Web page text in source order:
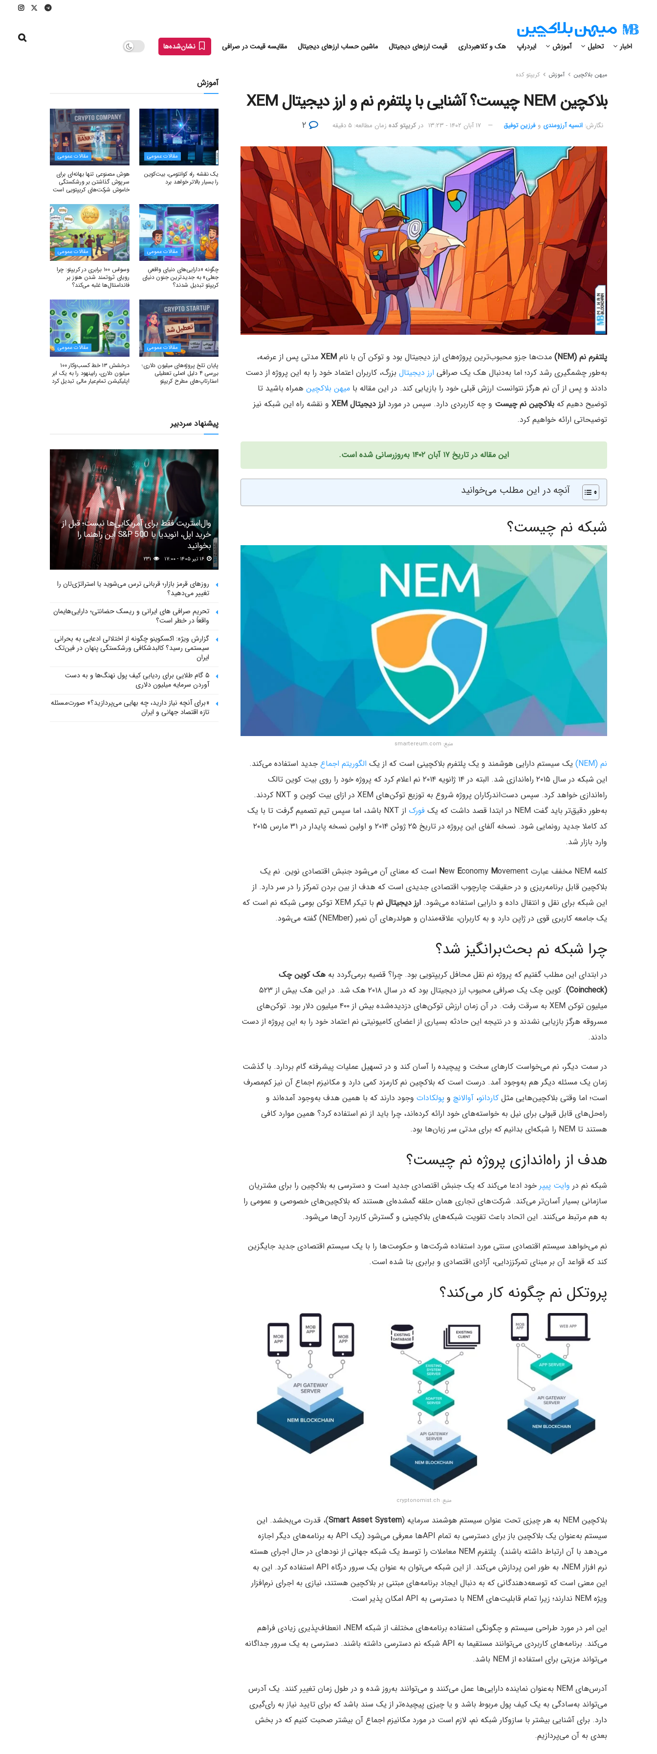
اخبار تحلیل آموزش ایردراپ هک و کلاهبرداری قیمت ارزهای دیجیتال ماشین حساب ارزهای دیجیتال مقایسه قیمت در صرافی نشان‌شده‌ها
میهن بلاکچین آموزش کریپتو کده
بلاکچین NEM چیست؟ آشنایی با پلتفرم نم و ارز دیجیتال XEM
نگارش:‌ انسیه آرزومندی و فرزین توفیق ۱۷ آبان ۱۴۰۲ - ۱۳:۲۳ در کریپتو کده زمان مطالعه: ۵ دقیقه
پلتفرم نم (NEM) مدت‌ها جزو محبوب‌ترین پروژه‌های ارز دیجیتال بود و توکن آن با نام XEM مدتی پس از عرضه،
به‌طور چشمگیری رشد کرد؛ اما به‌دنبال هک یک صرافی ارز دیجیتال بزرگ، کاربران اعتماد خود را به این پروژه از دست
دادند و پس از آن نم هرگز نتوانست ارزش قبلی خود را بازیابی کند. در این مقاله با میهن بلاکچین همراه باشید تا
توضیح دهیم که بلاکچین نم چیست و چه کاربردی دارد. سپس در مورد ارز دیجیتال XEM
و نقشه راه این شبکه نیز
توضیحاتی ارائه خواهیم کرد.
این مقاله در تاریخ ۱۷ آبان ۱۴۰۲ به‌روزرسانی شده است.
آنچه در این مطلب می‌خوانید
شبکه نم چیست؟
منبع: smartereum.com
نم (NEM) یک سیستم دارایی هوشمند و یک پلتفرم بلاکچینی است که از یک الگوریتم اجماع جدید استفاده می‌کند.
این شبکه در سال ۲۰۱۵ راه‌اندازی شد. البته در ۱۴ ژانویه ۲۰۱۴ نم اعلام کرد که پروژه خود را روی بیت کوین تالک
راه‌اندازی خواهد کرد. سپس دست‌اندرکاران پروژه شروع به توزیع توکن‌های XEM در ازای بیت کوین و NXT کردند.
به‌طور دقیق‌تر باید گفت NEM در ابتدا قصد داشت که یک
فورک
از NXT باشد، اما سپس تیم تصمیم گرفت تا با یک
کد کاملا جدید رونمایی شود. نسخه آلفای این پروژه در تاریخ ۲۵ ژوئن ۲۰۱۴ و اولین نسخه پایدار در ۳۱ مارس ۲۰۱۵
وارد بازار شد.
کلمه NEM مخفف عبارت New Economy M
ovement است که معنای آن می‌شود جنبش اقتصادی نوین. نم یک
بلاکچین قابل برنامه‌ریزی و در حقیقت چارچوب اقتصادی جدیدی است که هدف از بین بردن تمرکز را در سر دارد. از
این شبکه برای نقل و انتقال داده و دارایی استفاده می‌شود. ارز دیجیتال نم
با تیکر XEM توکن بومی شبکه نم است که
یک جامعه کاربری قوی در ژاپن دارد و به کاربران، علاقه‌مندان و هولدرهای آن نمبر (NEMber) گفته می‌شود.
چرا شبکه نم بحث‌برانگیز شد؟
در ابتدای این مطلب گفتیم که پروژه نم نقل محافل کریپتویی بود. چرا؟ قضیه برمی‌گردد به هک کوین چک
(Coincheck)
. کوین چک یک صرافی محبوب ارز دیجیتال بود که در سال ۲۰۱۸ هک شد. در این هک بیش از ۵۲۳
میلیون توکن XEM به سرقت رفت. در آن زمان ارزش توکن‌های دزدیده‌شده بیش از ۴۰۰ میلیون دلار بود. توکن‌های
مسروقه هرگز بازیابی نشدند و در نتیجه این حادثه بسیاری از اعضای کامیونیتی نم اعتماد خود را به این پروژه از دست
دادند.
در سمت دیگر، نم می‌خواست کارهای سخت و پیچیده را آسان کند و در تسهیل عملیات پیشرفته گام بردارد. با گذشت
زمان یک مسئله دیگر هم به‌وجود آمد. درست است که بلاکچین نم کارمزد کمی دارد و مکانیزم اجماع آن نیز کم‌مصرف
است؛ اما وقتی بلاکچین‌هایی مثل کاردانو، آوالانچ و پولکادات وجود دارند که با همین هدف به‌وجود آمده‌اند و
راه‌حل‌های قابل قبولی برای نیل به خواسته‌های خود ارائه کرده‌اند، چرا باید از نم استفاده کرد؟ همین موارد کافی
هستند تا NEM را شبکه‌ای بدانیم که برای مدتی سر زبان‌ها بود.
هدف از راه‌اندازی پروژه نم چیست؟
شبکه نم در وایت پیپر خود ادعا می‌کند که یک جنبش اقتصادی جدید است و دسترسی به بلاکچین‌ را برای مشتریان
سازمانی بسیار آسان‌تر می‌کند. شرکت‌های تجاری همان حلقه گمشده‌ای هستند که بلاکچین‌های خصوصی و عمومی را
به هم مرتبط می‌کنند. این اتحاد باعث تقویت شبکه‌های بلاکچینی و گسترش کاربرد آن‌ها می‌شود.
نم می‌خواهد سیستم‌ اقتصادی سنتی مورد استفاده شرکت‌ها و حکومت‌ها را با یک سیستم اقتصادی جدید جایگزین
کند که قواعد آن بر مبنای تمرکززدایی، آزادی اقتصادی و برابری بنا شده است.
پروتکل نم چگونه کار می‌کند؟
منبع: cryptonomist.ch
بلاکچین NEM به هر چیزی تحت عنوان سیستم هوشمند سرمایه ( Smart Asset System)، قدرت می‌بخشد. این
سیستم به‌عنوان یک بلاکچین باز برای دسترسی به تمام APIها معرفی می‌شود (یک API به برنامه‌های دیگر اجازه
می‌دهد با آن ارتباط داشته باشند). پلتفرم NEM معاملات را توسط یک شبکه جهانی از نودهای در حال اجرای هسته
نرم افزار NEM، به طور امن پردازش می‌کند. از این شبکه می‌توان به عنوان یک سرور درگاه API استفاده کرد. این به
این معنی است که توسعه‌دهندگانی که به دنبال ایجاد برنامه‌های مبتنی بر بلاکچین هستند، نیازی به اجرای نرم‌افزار
ویژه NEM ندارند؛ زیرا تمام قابلیت‌های NEM با دسترسی به API امکان پذیر است.
این امر در مورد طراحی سیستم و چگونگی استفاده برنامه‌های مختلف از شبکه NEM، انعطاف‌پذیری زیادی فراهم
می‌کند. برنامه‌های کاربردی می‌توانند مستقیما به API شبکه نم دسترسی داشته باشند. دسترسی به یک سرور جداگانه
می‌تواند مزیتی برای استفاده از NEM باشد.
آدرس‌های NEM به‌عنوان نماینده دارایی‌ها عمل می‌کنند و می‌توانند به‌روز شده و در طول زمان تغییر کنند. یک آدرس
می‌تواند به‌سادگی به یک کیف پول مربوط باشد و یا چیزی پیچیده‌تر از یک سند باشد که برای تایید نیاز به رای‌گیری
دارد. برای آشنایی بیشتر با سازوکار شبکه نم، لازم است در مورد مکانیزم اجماع آن بیشتر صحبت کنیم که در بخش
بعدی به آن می‌پردازیم.
آموزش
مقالات عمومی
یک نقشه راه کوانتومی، بیت‌کوین
را بسیار بالاتر خواهد برد
مقالات عمومی
هوش مصنوعی تنها بهانه‌ای برای
سرپوش گذاشتن بر ورشکستگی
خاموش شرکت‌های کریپتویی است
مقالات عمومی
چگونه «دارایی‌های دنیای واقعیِ
جعلی» به جدیدترین جنون دنیای
کریپتو تبدیل شدند؟
مقالات عمومی
وسواس ۱۰۰ برابری در کریپتو: چرا
رویای ثروتمند شدن هنوز بر
فاندامنتال‌ها غلبه می‌کند؟
مقالات عمومی
پایان تلخ پروژه‌های میلیون دلاری؛
بررسی ۴ دلیل اصلی تعطیلی
استارتاپ‌های مطرح کریپتو
مقالات عمومی
درخشش ۱۳ خط کسب‌وکار ۱۰۰
میلیون دلاری، رابینهود را به یک ابر
اپلیکیشن تمام‌عیار مالی تبدیل کرد
پیشنهاد سردبیر
وال‌استریت فقط برای آمریکایی‌ها نیست؛ قبل از
خرید اپل، انویدیا یا S&P 500 این راهنما را
بخوانید
روزهای قرمز بازار؛ قربانی ترس می‌شوید یا استراتژی‌تان را
تغییر می‌دهید؟
تحریم صرافی های ایرانی و ریسک حضانتی؛ دارایی‌هایمان
واقعاً در خطر است؟
گزارش ویژه: اکسکوینو چگونه از اختلالی ادعایی به بحرانی
سیستمی رسید؟ کالبدشکافی ورشکستگی پنهان در فین‌تک
ایران
۵ گام طلایی برای ردیابی کیف پول‌ نهنگ‌ها و به دست
آوردن سرمایه میلیون دلاری
«برای آنچه نیاز دارید، چه بهایی می‌پردازید؟» صورت‌مسئله
تازه اقتصاد جهانی و ایران